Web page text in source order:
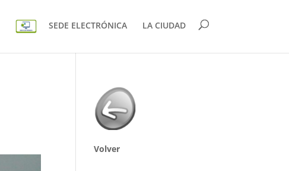
SEDE ELECTRÓNICA LA CIUDAD
Volver